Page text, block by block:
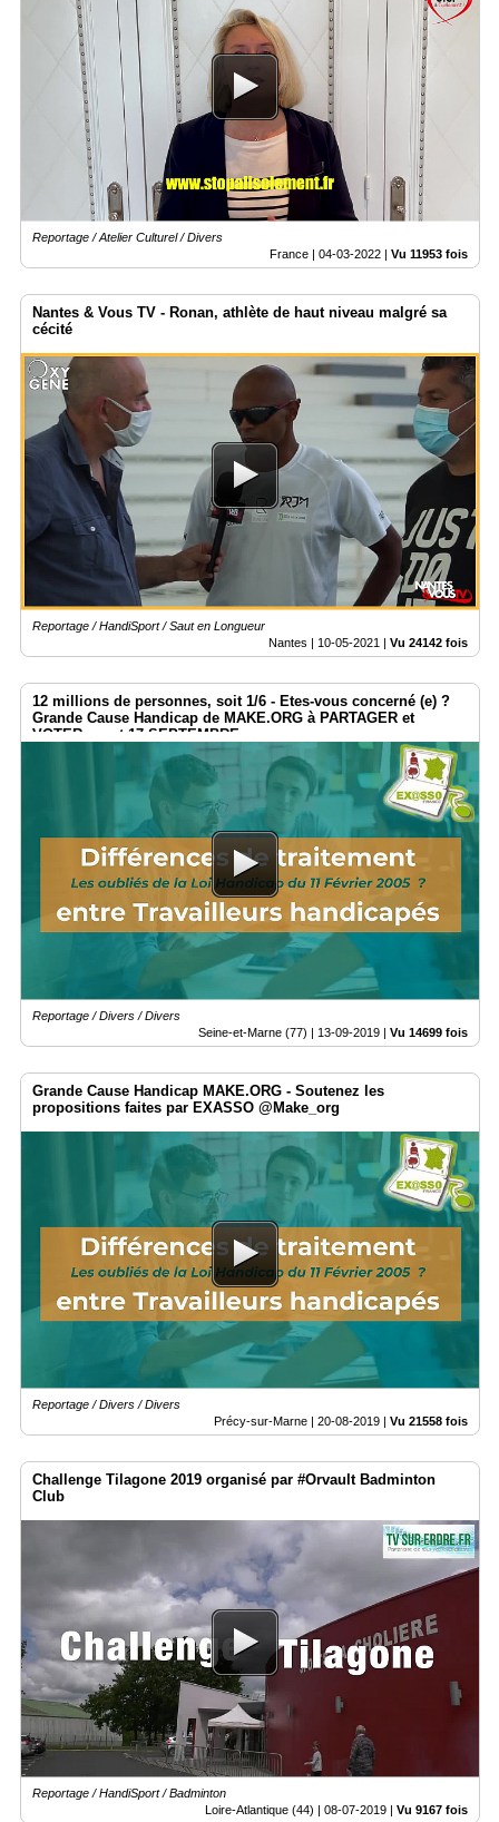
Reportage / Atelier Culturel / Divers
France | 04-03-2022 | Vu 11953 fois
Nantes & Vous TV - Ronan, athlète de haut niveau malgré sa
cécité
Reportage / HandiSport / Saut en Longueur
Nantes | 10-05-2021 Vu 24142 fois
12 millions de personnes, soit 1/6 - Etes-vous concerné (e) ?
Grande Cause Handicap de MAKE.ORG à PARTAGER et
VOTER avant 17 SEPTEMBRE
Reportage / Divers / Divers
Seine-et-Marne (77) | 13-09-2019 | Vu 14699 fois
Grande Cause Handicap MAKE.ORG - Soutenez les
propositions faites par EXASSO @Make_org
Reportage / Divers / Divers
Précy-sur-Marne | 20-08-2019 | Vu 21558 fois
Challenge Tilagone 2019 organisé par #Orvault Badminton
Club
Reportage / HandiSport / Badminton
Loire-Atlantique (44) | 08-07-2019 Vu 9167 fois